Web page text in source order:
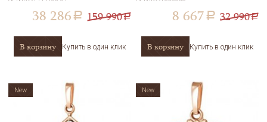
38 286 a 159 990a
В корзину Купить в один клик
8 667 a 32 990a
В корзину Купить в один клик
New New